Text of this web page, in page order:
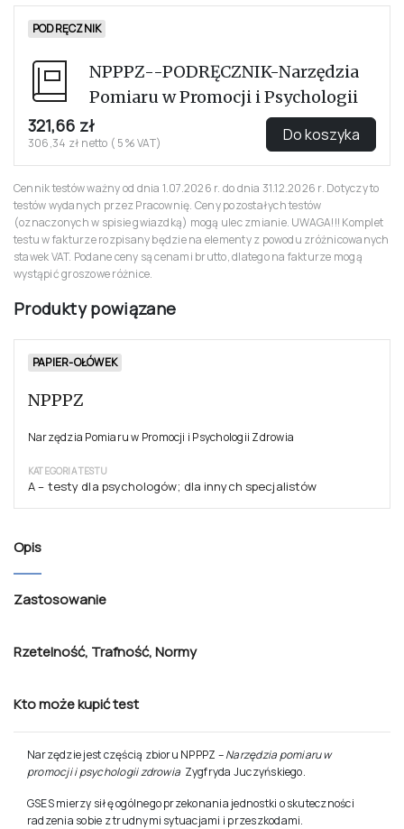
PODRĘCZNIK
NPPPZ--PODRĘCZNIK-Narzędzia
Pomiaru w Promocji i Psychologii
321,66 zł
306,34 zł netto ( 5% VAT) Do koszyka
Cennik testów ważny od dnia 1.07.2026 r. do dnia 31.12.2026 r. Dotyczy to
testów wydanych przez Pracownię. Ceny pozostałych testów
(oznaczonych w spisie gwiazdką) mogą ulec zmianie. UWAGA!!! Komplet
testu w fakturze rozpisany będzie na elementy z powodu zróżnicowanych
stawek VAT. Podane ceny są cenami brutto, dlatego na fakturze mogą
wystąpić groszowe różnice.
Produkty powiązane
PAPIER-OŁÓWEK
NPPPZ
Narzędzia Pomiaru w Promocji i Psychologii Zdrowia
KATEGORIA TESTU
A – testy dla psychologów; dla innych specjalistów
Opis
Zastosowanie
Rzetelność, Trafność,Normy
Kto może kupić test
Narzędzie jest częścią zbioru NPPPZ –Narzędzia pomiaru w
promocji i psychologii zdrowia Zygfryda Juczyńskiego.
GSES mierzy siłę ogólnego przekonania jednostki o skuteczności
radzenia sobie z trudnymi sytuacjami i przeszkodami.